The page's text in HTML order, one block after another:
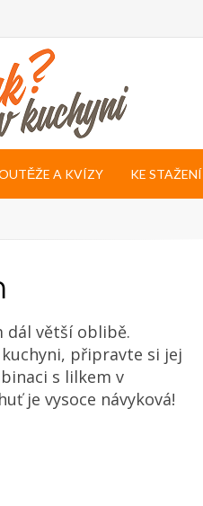
A KVÍZY KE STAŽENÍ
dál větší oblibě.
připravte si jej
s lilkem v
je vysoce návyková!